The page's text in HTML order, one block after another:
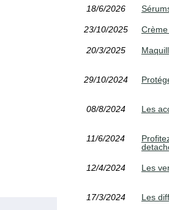
18/6/2026
23/10/2025
20/3/2025
29/10/2024
08/8/2024 Les
11/6/2024
12/4/2024 Les
17/3/2024 Les